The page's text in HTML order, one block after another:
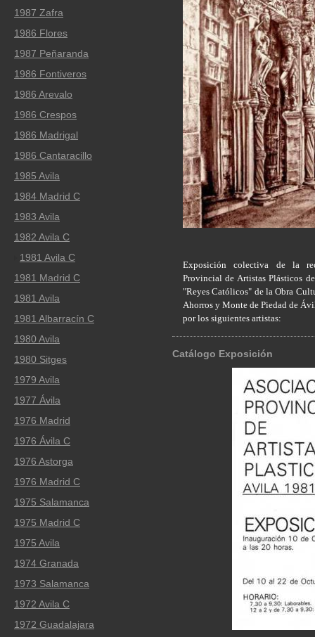
Exposición colectiva de la
Provincial de Artistas Plásticos
"Reyes Católicos" de la Obra
Ahorros y Monte de Piedad de
por los siguientes artistas:
Catálogo Exposición
1987 Zafra
1986 Flores
1987 Peñaranda
1986 Fontiveros
1986 Arevalo
1986 Crespos
1986 Madrigal
1986 Cantaracillo
1985 Avila
1984 Madrid C
1983 Avila
1982 Avila C
1981 Avila C
1981 Madrid C
1981 Avila
1981 Albarracín C
1980 Avila
1980 Sitges
1979 Avila
1977 Ávila
1976 Madrid
1976 Ávila C
1976 Astorga
1976 Madrid C
1975 Salamanca
1975 Madrid C
1975 Avila
1974 Granada
1973 Salamanca
1972 Avila C
1972 Guadalajara